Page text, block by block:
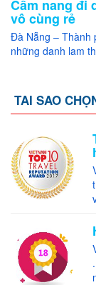
Cẩm nang đi
vô cùng rẻ
Đà Nẵng – Thành
những danh lam
TAI SAO